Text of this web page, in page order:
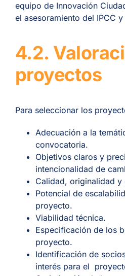
equipo de Innovación
el asesoramiento del IPCC
4.2.
proyectos
Para seleccionar los
Adecuación a la
convocatoria.
Objetivos claros y
intencionalidad de
Calidad, originalidad
Potencial de
proyecto.
Viabilidad técnica.
Especificación de los
proyecto.
Identificación de
interés para el